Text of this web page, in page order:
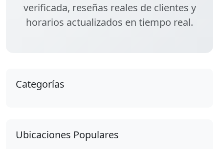
verificada, reseñas reales de clientes y
horarios actualizados en tiempo real.
Categorías
Ubicaciones Populares